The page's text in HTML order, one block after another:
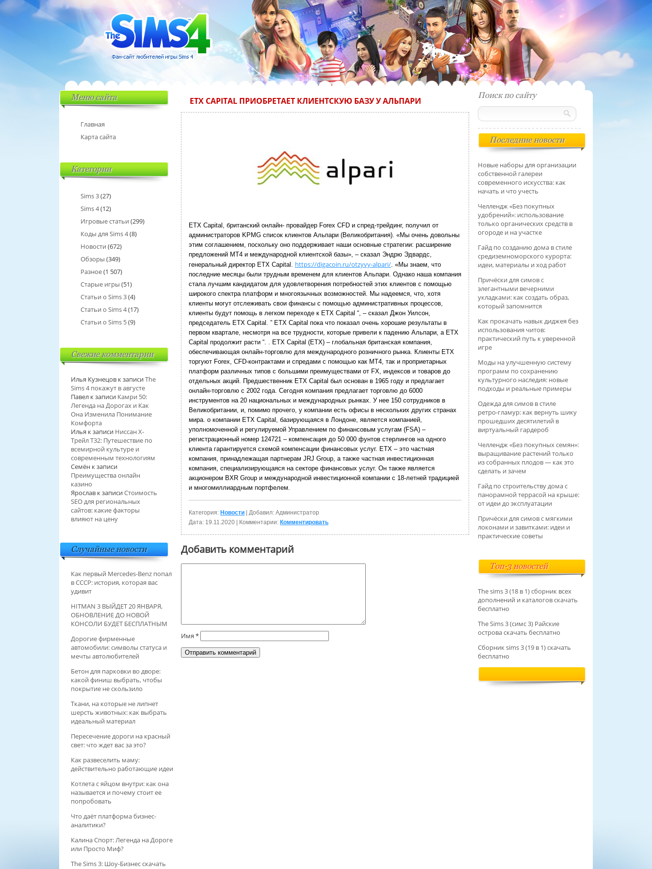
ETX CAPITAL ПРИОБРЕТАЕТ КЛИЕНТСКУЮ БАЗУ У АЛЬПАРИ
ETX Capital, британский онлайн- провайдер Forex CFD и спред-трейдинг, получил от
администраторов KPMG список клиентов Альпари (Великобритания). «Мы очень довольны
этим соглашением, поскольку оно поддерживает наши основные стратегии: расширение
предложений MT4 и международной клиентской базы», – сказал Эндрю Эдвардс,
генеральный директор ETX Capital. https://digacoin.ru/otzyvy-alpari/ «Мы знаем, что
последние месяцы были трудным временем для клиентов Альпари. Однако наша компания
стала лучшим кандидатом для удовлетворения потребностей этих клиентов с помощью
широкого спектра платформ и многоязычных возможностей. Мы надеемся, что, хотя
клиенты могут отслеживать свои финансы с помощью административных процессов,
клиенты будут помощь в легком переходе к ETX Capital “, – сказал Джон Уилсон,
председатель ETX Capital. ” ETX Capital пока что показал очень хорошие результаты в
первом квартале, несмотря на все трудности, которые привели к падению Альпари, а ETX
Capital продолжит расти “. .
ETX Capital (ETX) – глобальная британская компания,
обеспечивающая онлайн-торговлю для международного розничного рынка. Клиенты ETX
торгуют Forex, CFD-контрактами и спредами с помощью как MT4, так и проприетарных
платформ различных типов с большими преимуществами от FX, индексов и товаров до
отдельных акций. Предшественник ETX Capital был основан в 1965 году и предлагает
онлайн-торговлю с 2002 года. Сегодня компания предлагает торговлю до 6000
инструментов на 20 национальных и международных рынках. У нее 150 сотрудников в
Великобритании, и, помимо прочего, у компании есть офисы в нескольких других странах
мира. о компании ETX Capital, базирующаяся в Лондоне, является компанией,
уполномоченной и регулируемой Управлением по финансовым услугам (FSA) –
регистрационный номер 124721 – компенсация до 50 000 фунтов стерлингов на одного
клиента гарантируется схемой компенсации финансовых услуг. ETX – это частная
компания, принадлежащая партнерам JRJ Group, а также частная инвестиционная
компания, специализирующаяся на секторе финансовых услуг. Он также является
акционером BXR Group и международной инвестиционной компании с 18-летней традицией
и многомиллиардным портфелем.
Категория: Новости | Добавил: Администратор
Дата: 19.11.2020 | Комментарии: Комментировать
Добавить комментарий
Имя *
Меню сайта
Главная
Карта сайта
Категории
Sims 3(27)
Sims 4(12)
Игровые статьи (299)
Коды для Sims 4(8)
Новости (672)
Обзоры (349)
Разное(1 507)
Старые игры (51)
Статьи о Sims 3(4)
Статьи о Sims 4(17)
Статьи о Sims 5(9)
Свежие комментарии
Илья Кузнецов к записиThe
Sims 4 покажут в августе
Павел к записи Камри 50:
Легенда на Дорогах и Как
Она Изменила Понимание
Комфорта
Илья к записи Ниссан Х-
Трейл T32: Путешествие по
всемирной культуре и
современным технологиям
Семён к записи
Преимущества онлайн
казино
Ярослав к записиСтоимость
SEO для региональных
сайтов: какие факторы
влияют на цену
Случайные новости
Как первый Mercedes-Benz попал
в СССР: история, которая вас
удивит
HITMAN 3 ВЫЙДЕТ 20 ЯНВАРЯ,
ОБНОВЛЕНИЕ ДО НОВОЙ
КОНСОЛИ БУДЕТ БЕСПЛАТНЫМ
Дорогие фирменные
автомобили: символы статуса и
мечты автолюбителей
Бетон для парковки во дворе:
какой финиш выбрать, чтобы
покрытие не скользило
Ткани, на которые не липнет
шерсть животных: как выбрать
идеальный материал
Пересечение дороги на красный
свет: что ждет вас за это?
Как развеселить маму:
действительно работающие идеи
Котлета с яйцом внутри: как она
называется и почему стоит ее
попробовать
Что даёт платформа бизнес-
аналитики?
Калина Спорт: Легенда на Дороге
или Просто Миф?
The Sims 3: Шоу-Бизнес скачать
Поиск по сайту
Последние новости
Новые наборы для организации
собственной галереи
современного искусства: как
начать и что учесть
Челлендж «Без покупных
удобрений»: использование
только органических средств в
огороде и на участке
Гайд по созданию дома в стиле
средиземноморского курорта:
идеи, материалы и ход работ
Причёски для симов с
элегантными вечерними
укладками: как создать образ,
который запомнится
Как прокачать навык диджея без
использования читов:
практический путь к уверенной
игре
Моды на улучшенную систему
программ по сохранению
культурного наследия: новые
подходы и реальные примеры
Одежда для симов в стиле
ретро‑гламур: как вернуть шику
прошедших десятилетий в
виртуальный гардероб
Челлендж «Без покупных семян»:
выращивание растений только
из собранных плодов — как это
сделать и зачем
Гайд по строительству дома с
панорамной террасой на крыше:
от идеи до эксплуатации
Причёски для симов с мягкими
локонами и завитками: идеи и
практические советы
Топ-3 новостей
The sims 3 (18 в 1) сборник всех
дополнений и каталогов скачать
бесплатно
The Sims 3 (симс 3) Райские
острова скачать бесплатно
Сборник sims 3 (19 в 1) скачать
бесплатно